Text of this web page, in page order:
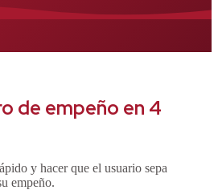
de empeño en 4
y hacer que el usuario sepa
empeño.